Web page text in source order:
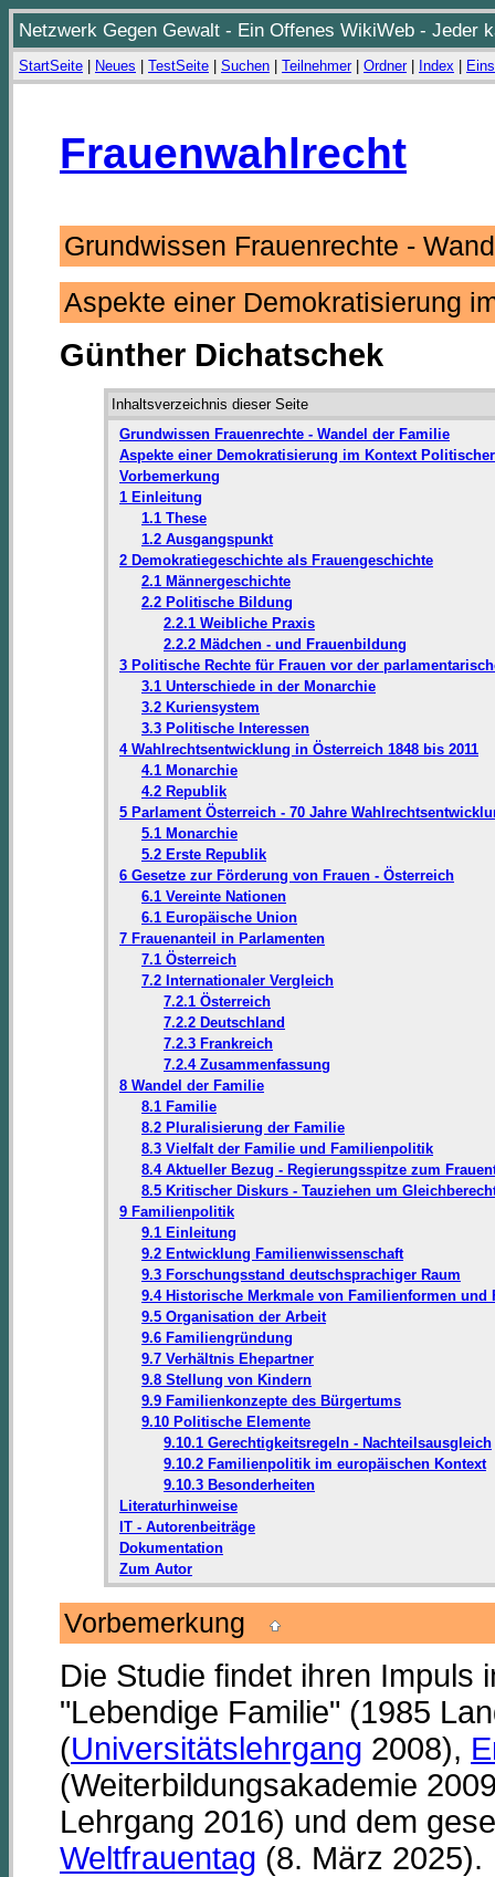
Netzwerk Gegen Gewalt - Ein Offenes WikiWeb - Jeder
StartSeite Neues TestSeite Suchen Teilnehmer| Ordner| Index
Frauenwahlrecht
Grundwissen Frauenrechte -
Aspekte einer Demokratisierung
Günther Dichatschek
Inhaltsverzeichnis dieser Seite
Grundwissen Frauenrechte - Wandel der Familie
Aspekte einer Demokratisierung im Kontext
Vorbemerkung
1 Einleitung
1.1 These
1.2 Ausgangspunkt
2 Demokratiegeschichte als Frauengeschichte
2.1 Männergeschichte
2.2 Politische Bildung
2.2.1 Weibliche Praxis
2.2.2 Mädchen - und Frauenbildung
3 Politische Rechte für Frauen vor der
3.1 Unterschiede in der Monarchie
3.2 Kuriensystem
3.3 Politische Interessen
4 Wahlrechtsentwicklung in Österreich 1848 bis 2011
4.1 Monarchie
4.2 Republik
5 Parlament Österreich - 70 Jahre
5.1 Monarchie
5.2 Erste Republik
6 Gesetze zur Förderung von Frauen - Österreich
6.1 Vereinte Nationen
6.1 Europäische Union
7 Frauenanteil in Parlamenten
7.1 Österreich
7.2 Internationaler Vergleich
7.2.1 Österreich
7.2.2 Deutschland
7.2.3 Frankreich
7.2.4 Zusammenfassung
8 Wandel der Familie
8.1 Familie
8.2 Pluralisierung der Familie
8.3 Vielfalt der Familie und Familienpolitik
8.4 Aktueller Bezug - Regierungsspitze zum
8.5 Kritischer Diskurs - Tauziehen um
9 Familienpolitik
9.1 Einleitung
9.2 Entwicklung Familienwissenschaft
9.3 Forschungsstand deutschsprachiger Raum
9.4 Historische Merkmale von Familienformen und
9.5 Organisation der Arbeit
9.6 Familiengründung
9.7 Verhältnis Ehepartner
9.8 Stellung von Kindern
9.9 Familienkonzepte des Bürgertums
9.10 Politische Elemente
9.10.1 Gerechtigkeitsregeln - Nachteilsausgleich
9.10.2 Familienpolitik im europäischen Kontext
9.10.3 Besonderheiten
Literaturhinweise
IT - Autorenbeiträge
Dokumentation
Zum Autor
Vorbemerkung
Die Studie findet ihren Impuls
"Lebendige Familie" (1985
(Universitätslehrgang 2008),
(Weiterbildungsakademie
Lehrgang 2016) und dem
Weltfrauentag (8. März 2025).